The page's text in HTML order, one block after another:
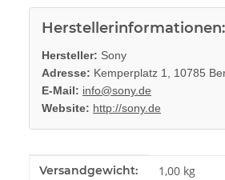
Herstellerinformationen:
Hersteller: Sony
Adresse: Kemperplatz 1, 10785
E-Mail: info@sony.de
Website: http://sony.de
Produkteigenschaft
Wert
Versandgewicht: 1,00 kg